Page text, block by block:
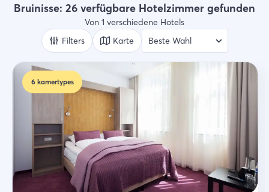
Wer
2 Gäste
Suche
Bruinisse: 26 verfügbare Hotelzimmer gefunden
Von 1 verschiedene Hotels
Filters
Karte
6 kamertypes